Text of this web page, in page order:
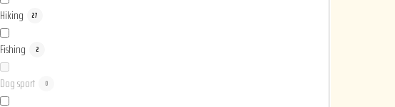
Hiking 27
Fishing 2
Dog sport 0